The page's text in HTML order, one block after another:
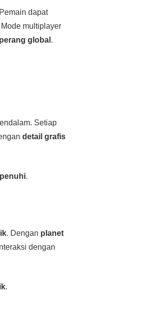
dapat
multiplayer
global .
Setiap
detail grafis
.
. Dengan planet
dengan
.